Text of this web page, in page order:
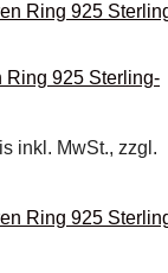
Ring 925 Sterling-
inkl. MwSt., zzgl.